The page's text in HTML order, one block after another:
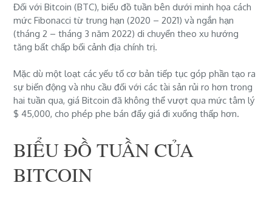
Đối với Bitcoin (BTC), biểu đồ tuần bên dưới minh họa cách
mức Fibonacci từ trung hạn (2020 – 2021) và ngắn hạn
(tháng 2 –tháng 3năm 2022) di chuyển theo xu hướng
tăngbất chấp bối cảnh địa chính trị.
Mặc dù một loạt các yếu tố cơ bản tiếp tục góp phần tạo ra
sự biến động và nhu cầu đối với các tài sản rủi ro hơn trong
hai tuần qua,giá Bitcoin đã không thể vượt qua mức tâm lý
$ 45,000, cho phép phe bán đẩy giá đi xuống thấp hơn.
BIỂU ĐỒ TUẦN CỦA
BITCOIN